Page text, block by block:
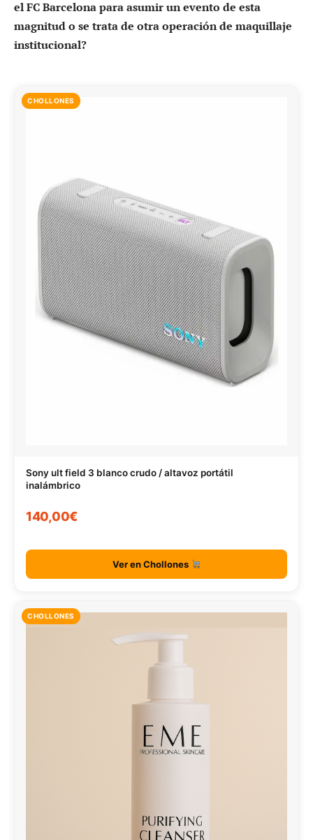
el FC Barcelona para asumir un evento de esta
magnitud o se trata de otra operación de maquillaje
institucional?
CHOLLONES
Sony ult field 3 blanco crudo / altavoz portátil
inalámbrico
140,00€
Ver en Chollones
CHOLLONES